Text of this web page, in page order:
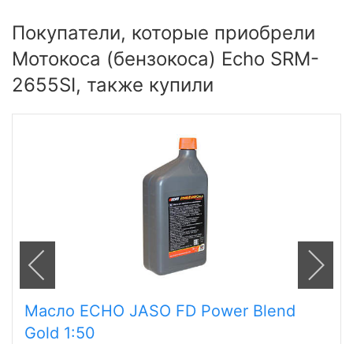
Покупатели, которые приобрели
Мотокоса (бензокоса) Echo SRM-
2655SI, также купили
Масло ECHO JASO FD Power Blend
Gold 1:50